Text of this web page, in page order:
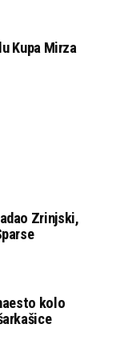
Kupa Mirza
Zrinjski,
kolo